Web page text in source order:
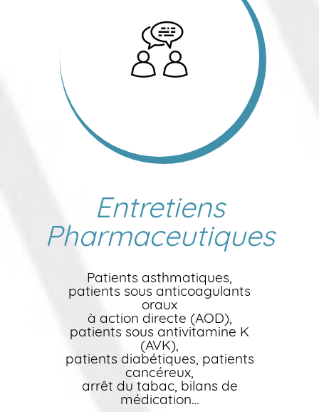
Entretiens
Pharmaceutiques
Patients asthmatiques,
patients sous anticoagulants
oraux
à action directe (AOD),
patients sous antivitamine K
(AVK),
patients diabétiques, patients
cancéreux,
arrêt du tabac, bilans de
médication…